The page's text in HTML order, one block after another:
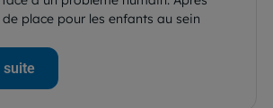
place pour les enfants au sein
suite